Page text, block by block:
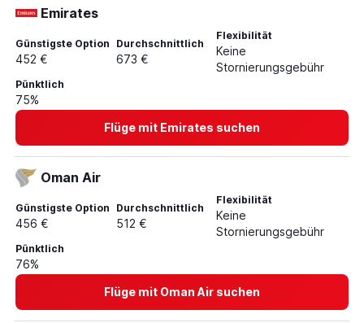
Emirates
Günstigste Option
452 €
Durchschnittlich
673 €
Flexibilität
Keine
Stornierungsgebühr
Pünktlich
75%
Flüge mit Emirates suchen
Oman Air
Günstigste Option
456 €
Durchschnittlich
512 €
Flexibilität
Keine
Stornierungsgebühr
Pünktlich
76%
Flüge mit Oman Air suchen